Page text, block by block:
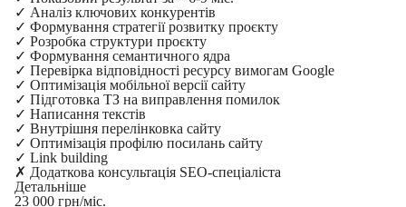
✓ Аналіз ключових конкурентів
✓ Формування стратегії розвитку проєкту
✓ Розробка структури проєкту
✓ Формування семантичного ядра
✓ Перевірка відповідності ресурсу вимогам Google
✓ Оптимізація мобільної версії сайту
✓ Підготовка ТЗ на виправлення помилок
✓ Написання текстів
✓ Внутрішня перелінковка сайту
✓ Оптимізація профілю посилань сайту
✓ Link building
✗ Додаткова консультація SEO-спеціаліста
Детальніше
23 000 грн/міс.